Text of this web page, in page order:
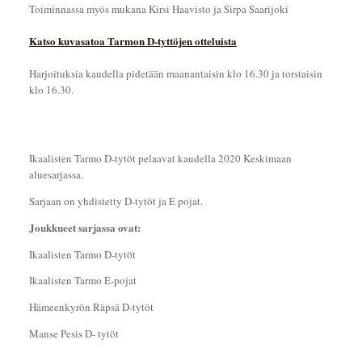
Toiminnassa myös mukana Kirsi Haavisto ja Sirpa Saarijoki
Katso kuvasatoa Tarmon D-tyttöjen otteluista
Harjoituksia kaudella pidetään maanantaisin klo 16.30 ja torstaisin
klo 16.30.
Ikaalisten Tarmo D-tytöt pelaavat kaudella 2020 Keskimaan
aluesarjassa.
Sarjaan on yhdistetty D-tytöt ja E pojat.
Joukkueet sarjassa ovat:
Ikaalisten Tarmo D-tytöt
Ikaalisten Tarmo E-pojat
Hämeenkyrön Räpsä D-tytöt
Manse Pesis D- tytöt